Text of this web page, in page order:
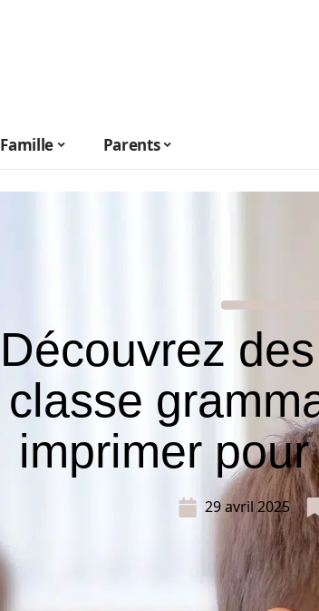
Famille Parents
Découvrez
classe
imprimer
29 avril 2025